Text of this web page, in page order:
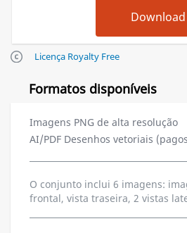
Licença Royalty Free
Formatos disponíveis
Imagens PNG de alta resolução
AI/PDF Desenhos vetoriais
O conjunto inclui 6 imagens:
frontal, vista traseira, 2 vistas